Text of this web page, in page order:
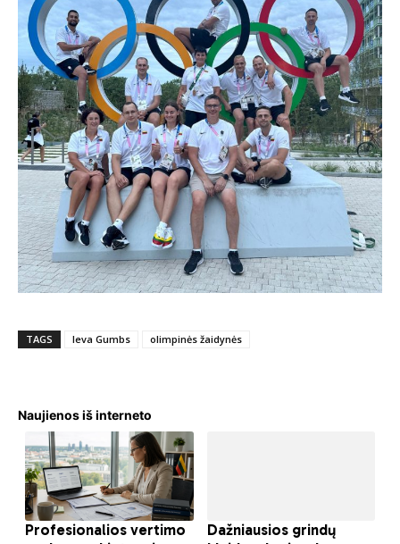
TAGS Ieva Gumbs olimpinės žaidynės
Naujienos iš interneto